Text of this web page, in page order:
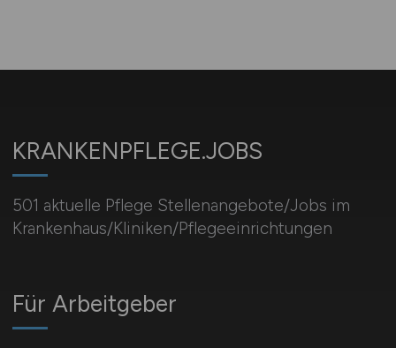
KRANKENPFLEGE.JOBS
501 aktuelle Pflege Stellenangebote/Jobs im
Krankenhaus/Kliniken/Pflegeeinrichtungen
Für Arbeitgeber